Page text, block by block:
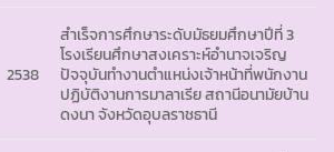
2538
สำเร็จการศึกษาระดับมัธยมศึกษาปีที่ 3
โรงเรียนศึกษาสงเคราะห์อำนาจเจริญ
ปัจจุบันทำงานตำแหน่งเจ้าหน้าที่พนักงาน
ปฏิบัติงานการมาลาเรีย สถานีอนามัยบ้าน
ดงนา จังหวัดอุบลราชธานี